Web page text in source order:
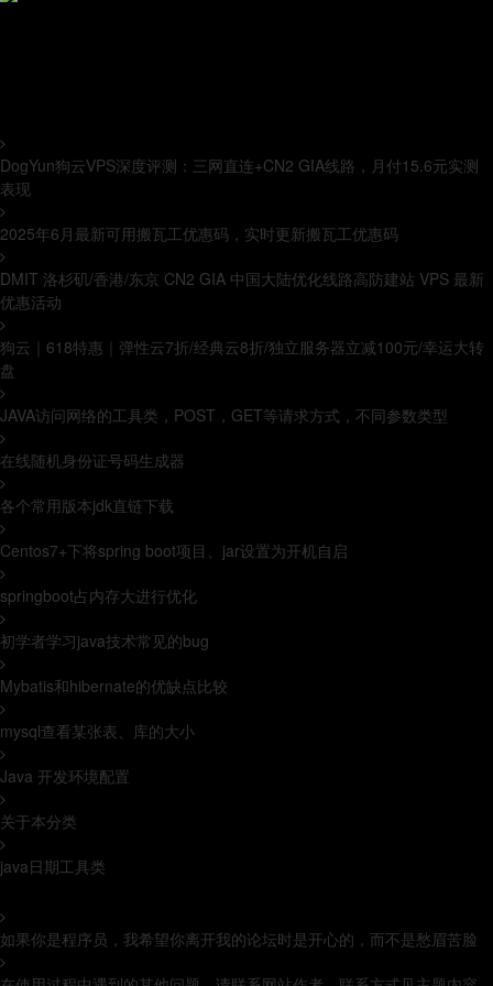
DogYun狗云VPS深度评测：三网直连+CN2 GIA线路，月付15.6元实测
表现
2025年6月最新可用搬瓦工优惠码，实时更新搬瓦工优惠码
DMIT 洛杉矶/香港/东京 CN2 GIA 中国大陆优化线路高防建站 VPS 最新
优惠活动
狗云｜618特惠｜弹性云7折/经典云8折/独立服务器立减100元/幸运大转
盘
JAVA访问网络的工具类，POST，GET等请求方式，不同参数类型
在线随机身份证号码生成器
各个常用版本jdk直链下载
Centos7+下将spring boot项目、jar设置为开机自启
springboot占内存大进行优化
初学者学习java技术常见的bug
Mybatis和hibernate的优缺点比较
mysql查看某张表、库的大小
Java 开发环境配置
关于本分类
java日期工具类
如果你是程序员，我希望你离开我的论坛时是开心的，而不是愁眉苦脸